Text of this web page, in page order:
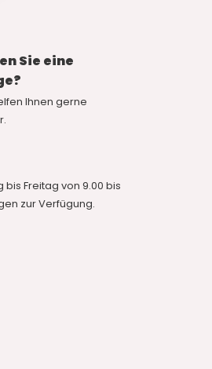
Sie eine
Ihnen gerne
bis Freitag von 9.00 bis
zur Verfügung.